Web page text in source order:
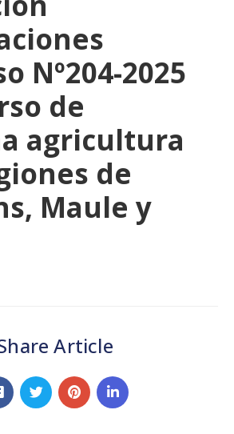
Nº204-2025
de
agricultura
de
Maule y
Article